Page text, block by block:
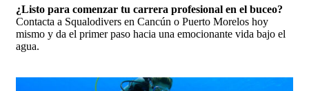
¿Listo para comenzar tu carrera profesional en el buceo?
Contacta a Squalodivers en Cancún o Puerto Morelos hoy
mismo y da el primer paso hacia una emocionante vida bajo el
agua.